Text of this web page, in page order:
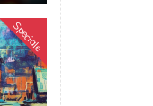
Speciale